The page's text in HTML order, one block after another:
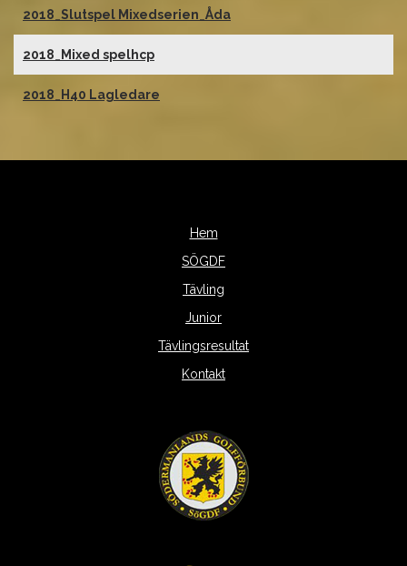
2018_Slutspel Mixedserien_Åda
2018_Mixed spelhcp
2018_H40 Lagledare
Hem
SÖGDF
Tävling
Junior
Tävlingsresultat
Kontakt